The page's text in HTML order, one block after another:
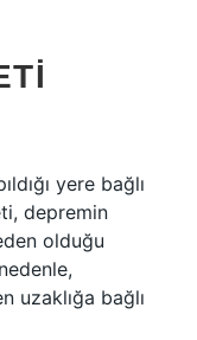
yere bağlı
depremin
olduğu
uzaklığa bağlı